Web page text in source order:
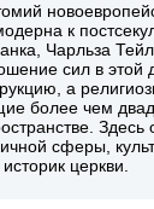
к
Чарльза
сил в этой
а
более чем
Здесь
сферы,
церкви.